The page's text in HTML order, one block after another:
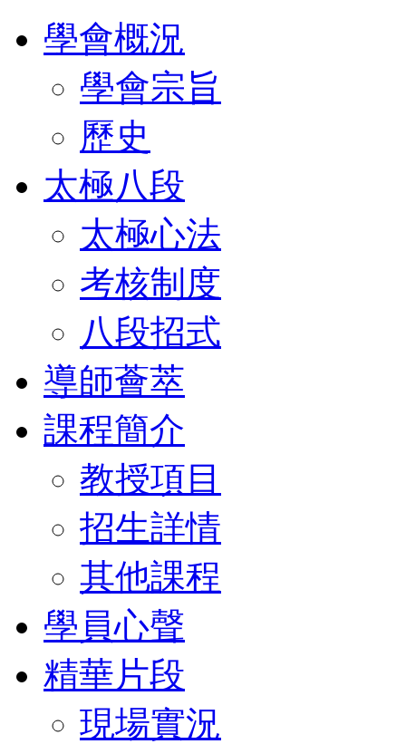
學會概況
學會宗旨
歷史
太極八段
太極心法
考核制度
八段招式
導師薈萃
課程簡介
教授項目
招生詳情
其他課程
學員心聲
精華片段
現場實況